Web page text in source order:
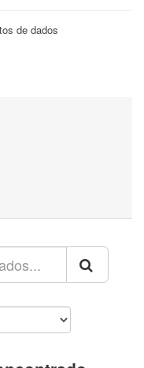
de dados